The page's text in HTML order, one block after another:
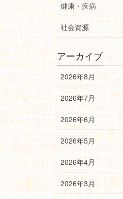
健康・疾病
社会資源
アーカイブ
2026年8月
2026年7月
2026年6月
2026年5月
2026年4月
2026年3月